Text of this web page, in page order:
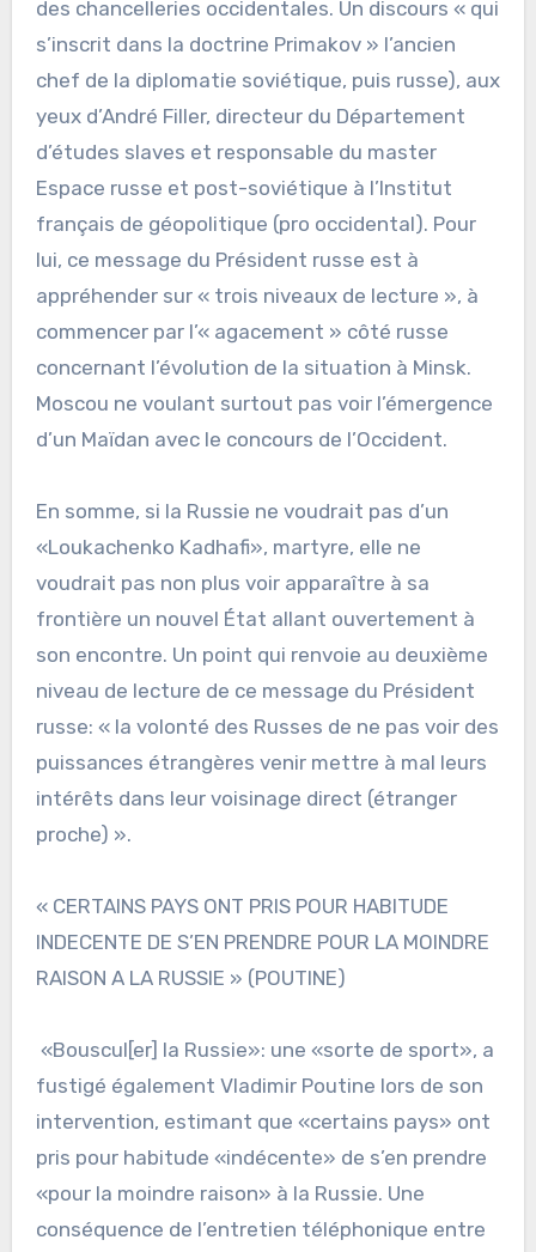
des chancelleries occidentales. Un discours « qui
s’inscrit dans la doctrine Primakov » l’ancien
chef de la diplomatie soviétique, puis russe), aux
yeux d’André Filler, directeur du Département
d’études slaves et responsable du master
Espace russe et post-soviétique à l’Institut
français de géopolitique (pro occidental). Pour
lui, ce message du Président russe est à
appréhender sur « trois niveaux de lecture », à
commencer par l’« agacement » côté russe
concernant l’évolution de la situation à Minsk.
Moscou ne voulant surtout pas voir l’émergence
d’un Maïdan avec le concours de l’Occident.
En somme, si la Russie ne voudrait pas d’un
«Loukachenko Kadhafi», martyre, elle ne
voudrait pas non plus voir apparaître à sa
frontière un nouvel État allant ouvertement à
son encontre. Un point qui renvoie au deuxième
niveau de lecture de ce message du Président
russe: « la volonté des Russes de ne pas voir des
puissances étrangères venir mettre à mal leurs
intérêts dans leur voisinage direct (étranger
proche) ».
« CERTAINS PAYS ONT PRIS POUR HABITUDE
INDECENTE DE S’EN PRENDRE POUR LA MOINDRE
RAISON A LA RUSSIE » (POUTINE)
«Bouscul[er] la Russie»: une «sorte de sport», a
fustigé également Vladimir Poutine lors de son
intervention, estimant que «certains pays» ont
pris pour habitude «indécente» de s’en prendre
«pour la moindre raison» à la Russie. Une
conséquence de l’entretien téléphonique entre